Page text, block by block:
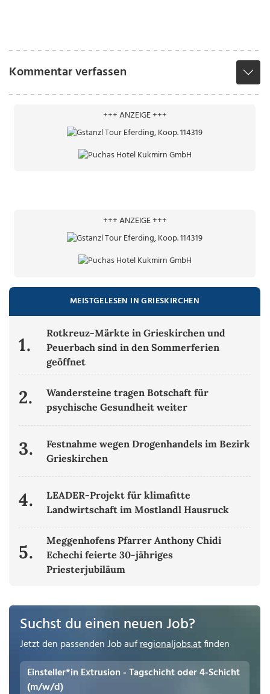
Kommentar verfassen
+++ ANZEIGE +++
+++ ANZEIGE +++
MEISTGELESEN IN GRIESKIRCHEN
1.
Rotkreuz-Märkte in Grieskirchen und
Peuerbach sind in den Sommerferien
geöffnet
2.
Wandersteine tragen Botschaft für
psychische Gesundheit weiter
3.
Festnahme wegen Drogenhandels im Bezirk
Grieskirchen
4.
LEADER-Projekt für klimafitte
Landwirtschaft im Mostlandl Hausruck
5.
Meggenhofens Pfarrer Anthony Chidi
Echechi feierte 30-jähriges
Priesterjubiläum
Suchst du einen neuen Job?
Jetzt den passenden Job aufregionaljobs.atfinden
Einsteller*in Extrusion - Tagschicht oder 4-Schicht
(m/w/d)